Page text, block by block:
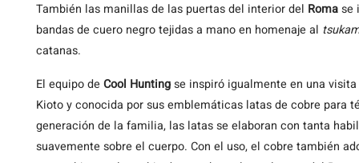
También las manillas de las puertas del interior del Romase
bandas de cuero negro tejidas a mano en homenaje al
catanas.
El equipo de Cool Huntingse inspiró igualmente en una
Kioto y conocida por sus emblemáticas latas de cobre para
generación de la familia, las latas se elaboran con tanta
suavemente sobre el cuerpo. Con el uso, el cobre también